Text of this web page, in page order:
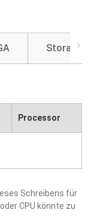
Storage
Processor
Schreibens für
CPU könnte zu